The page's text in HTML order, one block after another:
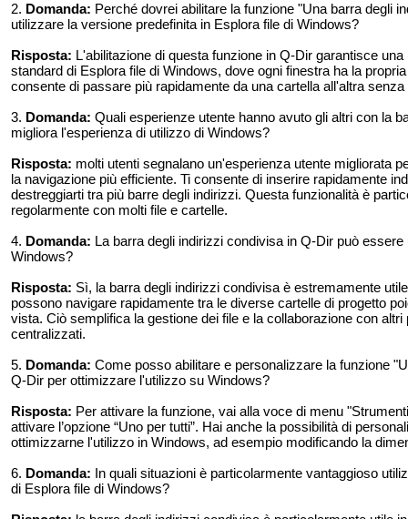
2. Domanda: Perché dovrei abilitare la funzione "Una barra degli
utilizzare la versione predefinita in Esplora file di Windows?
Risposta: L'abilitazione di questa funzione in Q-Dir garantisce
standard di Esplora file di Windows, dove ogni finestra ha la
consente di passare più rapidamente da una cartella all'altra
3. Domanda: Quali esperienze utente hanno avuto gli altri con la
migliora l'esperienza di utilizzo di Windows?
Risposta: molti utenti segnalano un'esperienza utente migliorata
la navigazione più efficiente. Ti consente di inserire rapidamente
destreggiarti tra più barre degli indirizzi. Questa funzionalità è
regolarmente con molti file e cartelle.
4. Domanda: La barra degli indirizzi condivisa in Q-Dir può
Windows?
Risposta: Sì, la barra degli indirizzi condivisa è estremamente
possono navigare rapidamente tra le diverse cartelle di progetto
vista. Ciò semplifica la gestione dei file e la collaborazione con
centralizzati.
5. Domanda: Come posso abilitare e personalizzare la funzione
Q-Dir per ottimizzare l'utilizzo su Windows?
Risposta: Per attivare la funzione, vai alla voce di menu
attivare l’opzione “Uno per tutti”. Hai anche la possibilità di
ottimizzarne l'utilizzo in Windows, ad esempio modificando la
6. Domanda: In quali situazioni è particolarmente vantaggioso
di Esplora file di Windows?